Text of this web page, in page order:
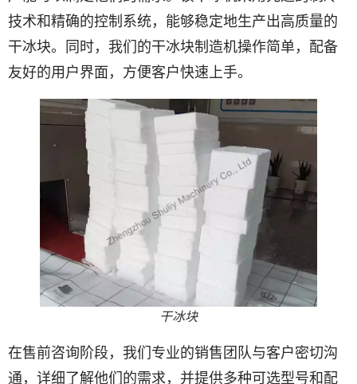
技术和精确的控制系统，能够稳定地生产出高质量的
干冰块。同时，我们的干冰块制造机操作简单，配备
友好的用户界面，方便客户快速上手。
干冰块
在售前咨询阶段，我们专业的销售团队与客户密切沟
通，详细了解他们的需求，并提供多种可选型号和配